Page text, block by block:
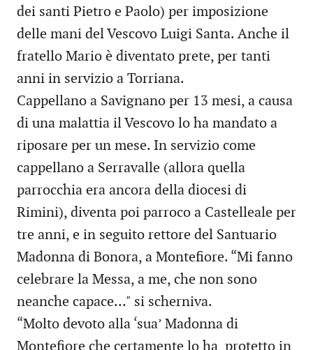
dei santi Pietro e Paolo) per imposizione
delle mani del Vescovo Luigi Santa. Anche il
fratello Mario è diventato prete, per tanti
anni in servizio a Torriana.
Cappellano a Savignano per 13 mesi, a causa
di una malattia il Vescovo lo ha mandato a
riposare per un mese. In servizio come
cappellano a Serravalle (allora quella
parrocchia era ancora della diocesi di
Rimini), diventa poi parroco a Castelleale per
tre anni, e in seguito rettore del Santuario
Madonna di Bonora, a Montefiore. “Mi fanno
celebrare la Messa, a me, che non sono
neanche capace..." si scherniva.
“Molto devoto alla ‘sua’ Madonna di